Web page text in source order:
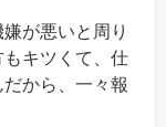
が悪いと周り
もキツくて、仕
から、一々報